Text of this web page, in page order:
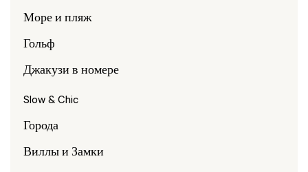
Море и пляж
Гольф
Джакузи в номере
Slow & Chic
Города
Виллы и Замки